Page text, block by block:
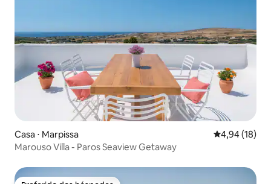
Casa ⋅ Marpissa 4,94 de uma
4,94 (18)
Marouso Villa - Paros Seaview Getaway